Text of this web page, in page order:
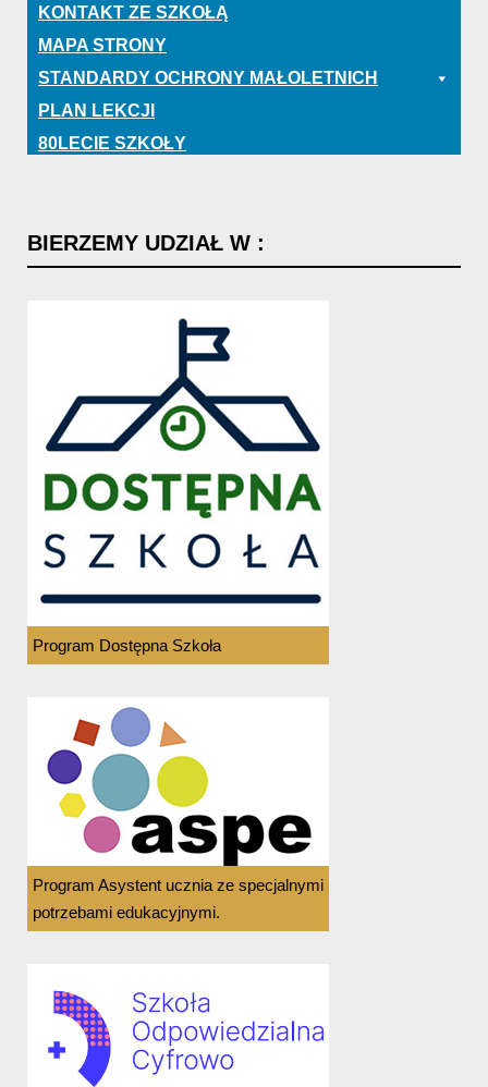
KONTAKT ZE SZKOŁĄ
MAPA STRONY
STANDARDY OCHRONY MAŁOLETNICH
PLAN LEKCJI
80LECIE SZKOŁY
BIERZEMY UDZIAŁ W :
Program Dostępna Szkoła
Program Asystent ucznia ze specjalnymi
potrzebami edukacyjnymi.